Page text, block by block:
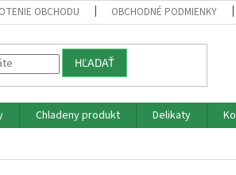
OBCHODU OBCHODNÉ PODMIENKY
HĽADAŤ
Chladeny produkt Delikaty